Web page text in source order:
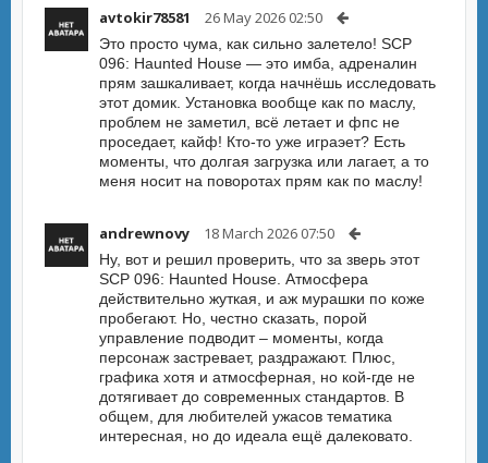
avtokir78581 26 May 2026 02:50
Это просто чума, как сильно залетело! SCP
096: Haunted House — это имба, адреналин
прям зашкаливает, когда начнёшь исследовать
этот домик. Установка вообще как по маслу,
проблем не заметил, всё летает и фпс не
проседает, кайф! Кто-то уже играэет? Есть
моменты, что долгая загрузка или лагает, а то
меня носит на поворотах прям как по маслу!
andrewnovy 18 March 2026 07:50
Ну, вот и решил проверить, что за зверь этот
SCP 096: Haunted House. Атмосфера
действительно жуткая, и аж мурашки по коже
пробегают. Но, честно сказать, порой
управление подводит – моменты, когда
персонаж застревает, раздражают. Плюс,
графика хотя и атмосферная, но кой-где не
дотягивает до современных стандартов. В
общем, для любителей ужасов тематика
интересная, но до идеала ещё далековато.